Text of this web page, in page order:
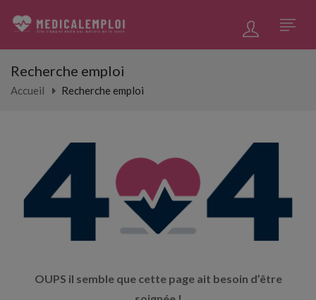
Recherche emploi
Accueil Recherche emploi
OUPS il semble que cette page ait besoin d’être